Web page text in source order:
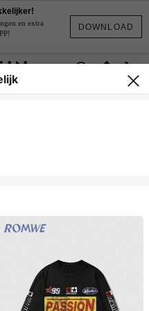
DOWNLOAD
en extra